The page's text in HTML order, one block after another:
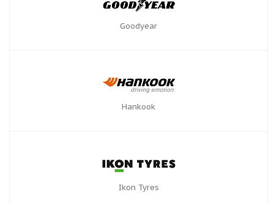
Goodyear
Hankook
Ikon Tyres